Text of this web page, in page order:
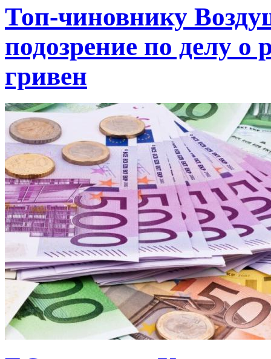
Топ-чиновнику
подозрение по делу о
гривен